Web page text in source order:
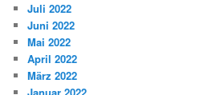
Juli 2022
Juni 2022
Mai 2022
April 2022
März 2022